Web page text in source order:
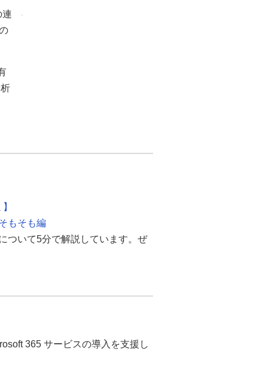
連
もそも編
ついて5分で解説しています。ぜ
365 サービスの導入を支援し